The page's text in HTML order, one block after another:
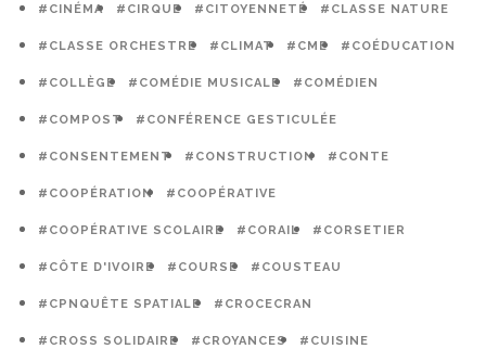
#CINÉMA #CIRQUE #CITOYENNETÉ #CLASSE NATURE
#CLASSE ORCHESTRE #CLIMAT #CME #COÉDUCATION
#COLLÈGE #COMÉDIE MUSICALE #COMÉDIEN
#COMPOST #CONFÉRENCE GESTICULÉE
#CONSENTEMENT #CONSTRUCTION #CONTE
#COOPÉRATION #COOPÉRATIVE
#COOPÉRATIVE SCOLAIRE #CORAIL #CORSETIER
#CÔTE D'IVOIRE #COURSE #COUSTEAU
#CPNQUÊTE SPATIALE #CROCECRAN
#CROSS SOLIDAIRE #CROYANCES #CUISINE